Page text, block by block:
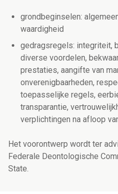
grondbeginselen:
waardigheid
gedragsregels: integriteit,
diverse voordelen,
prestaties, aangifte van
onverenigbaarheden,
toepasselijke regels,
transparantie,
verplichtingen na afloop
Het voorontwerp wordt ter
Federale Deontologische
State.